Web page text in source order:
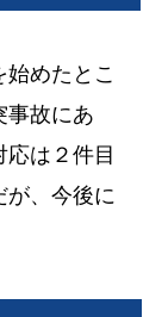
めたとこ
事故にあ
は２件目
が、今後に